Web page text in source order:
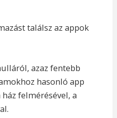
találsz az appok
azaz fentebb
hasonló app
felmérésével, a